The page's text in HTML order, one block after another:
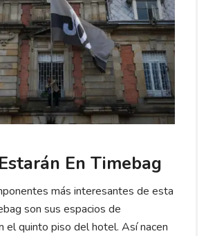
En Timebag
más interesantes de esta
son sus espacios de
el quinto piso del hotel. Así nacen